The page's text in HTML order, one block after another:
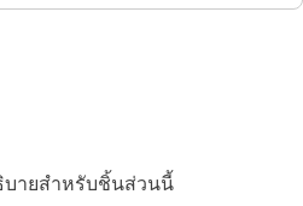
บายสำหรับชิ้นส่วนนี้